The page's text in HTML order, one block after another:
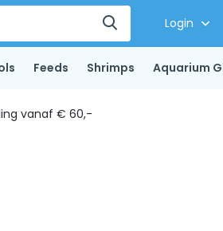
Login
Feeds Shrimps Aquarium
vanaf € 60,-